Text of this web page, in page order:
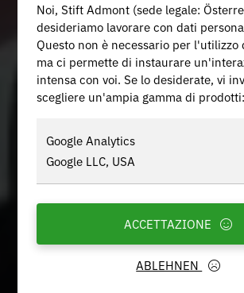
Noi, Stift Admont (sede legale:
desideriamo lavorare con dati
Questo non è necessario per l'utilizzo
ma ci permette di instaurare
intensa con voi. Se lo desiderate, vi
scegliere un'ampia gamma di prodotti:
Google Analytics
Google LLC, USA
ABLEHNEN
ACCETTAZIONE